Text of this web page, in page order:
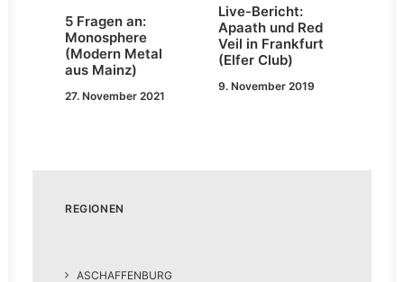
5 Fragen an:
Monosphere
(Modern Metal
aus Mainz)
27. November 2021
Live-Bericht:
Apaath und Red
Veil in Frankfurt
(Elfer Club)
9. November 2019
REGIONEN
ASCHAFFENBURG